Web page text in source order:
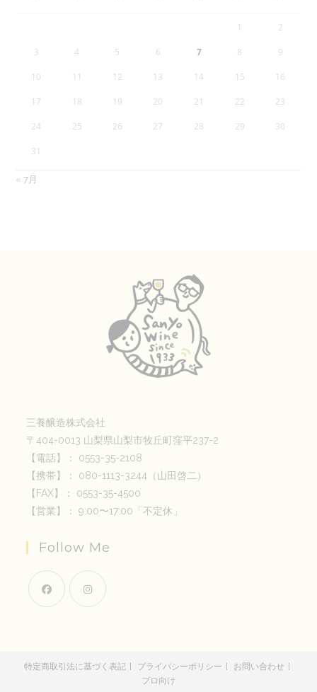
1 2
3 4 5 6 7 8 9
10 11 12 13 14 15 16
17 18 19 20 21 22 23
24 25 26 27 28 29 30
31
« 7月
三養醸造株式会社
〒404-0013 山梨県山梨市牧丘町窪平237-2
【電話】： 0553-35-2108
【携帯】： 080-1113-3244（山田啓二）
【FAX】： 0553-35-4500
【営業】： 9:00〜17:00「不定休」
Follow Me
タ
タ
特定商取引法に基づく表記 プライバシーポリシー
お問い合わせ
プロ向け